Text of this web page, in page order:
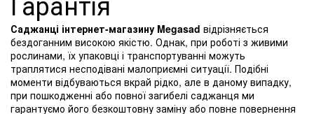
Саджанці інтернет-магазину Megasad відрізняється
бездоганним високою якістю. Однак, при роботі з живими
рослинами, їх упаковці і транспортуванні можуть
траплятися несподівані малоприємні ситуації. Подібні
моменти відбуваються вкрай рідко, але в даному випадку,
при пошкодженні або повної загибелі саджанця ми
гарантуємо його безкоштовну заміну або повне повернення